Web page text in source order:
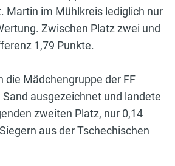
Martin im Mühlkreis lediglich nur
Zwischen Platz zwei und
1,79 Punkte.
die Mädchengruppe der FF
ausgezeichnet und landete
zweiten Platz, nur 0,14
aus der Tschechischen